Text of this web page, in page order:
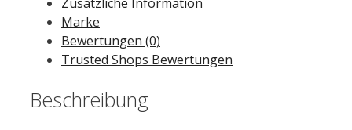
50+
MittelMarke
Bewertungen (0)
Trusted Shops Bewertungen
Beschreibung